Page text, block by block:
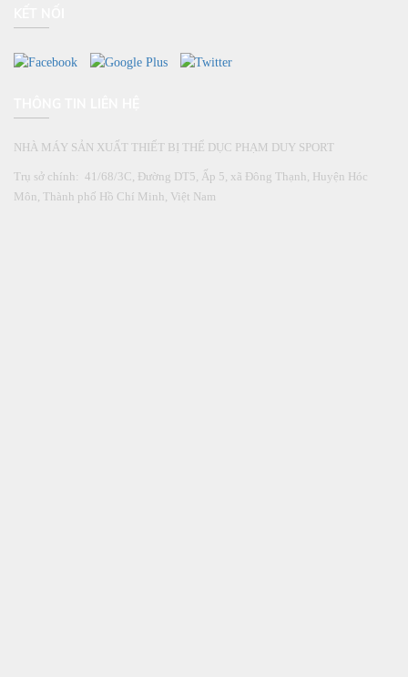
NHÀ MÁY SẢN XUẤT THIẾT BỊ THỂ DỤC PHẠM DUY SPORT
Trụ sở chính: 41/68/3C, Đường DT5, Ấp 5, xã Đông Thạnh, Huyện Hóc
Môn, Thành phố Hồ Chí Minh, Việt Nam